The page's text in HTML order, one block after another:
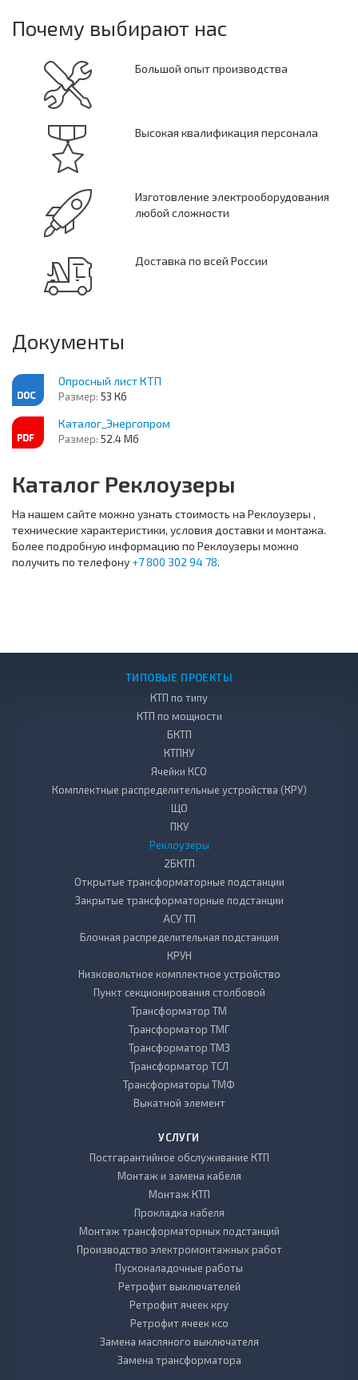
Почему выбирают нас
Большой опыт производства
Высокая квалификация персонала
Изготовление электрооборудования
любой сложности
Доставка по всей России
Документы
Опросный лист КТП
Размер: 53 Кб
Каталог_Энергопром
Размер: 52.4 Мб
Каталог Реклоузеры
На нашем сайте можно узнать стоимость на Реклоузеры ,
технические характеристики, условия доставки и монтажа.
Более подробную информацию по Реклоузеры можно
получить по телефону +7 800 302 94 78.
ТИПОВЫЕ ПРОЕКТЫ
КТП по типу
КТП по мощности
БКТП
КТПНУ
Ячейки КСО
Комплектные распределительные устройства (КРУ)
ЩО
ПКУ
Реклоузеры
2БКТП
Открытые трансформаторные подстанции
Закрытые трансформаторные подстанции
АСУ ТП
Блочная распределительная подстанция
КРУН
Низковольтное комплектное устройство
Пункт секционирования столбовой
Трансформатор ТМ
Трансформатор ТМГ
Трансформатор ТМЗ
Трансформатор ТСЛ
Трансформаторы ТМФ
Выкатной элемент
УСЛУГИ
Постгарантийное обслуживание КТП
Монтаж и замена кабеля
Монтаж КТП
Прокладка кабеля
Монтаж трансформаторных подстанций
Производство электромонтажных работ
Пусконаладочные работы
Ретрофит выключателей
Ретрофит ячеек кру
Ретрофит ячеек ксо
Замена масляного выключателя
Замена трансформатора